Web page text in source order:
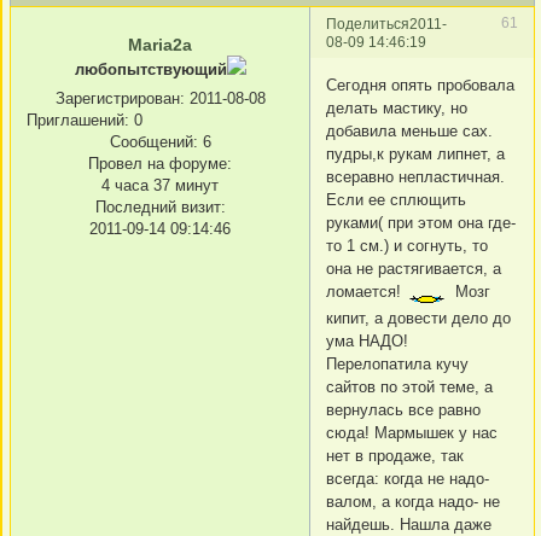
Поделиться 61
2011-
08-09 14:46:19
Maria2a
любопытствующий
Зарегистрирован: 2011-08-08
Приглашений: 0
Сообщений: 6
Провел на форуме:
4 часа 37 минут
Последний визит:
2011-09-14 09:14:46
Сегодня опять пробовала
делать мастику, но
добавила меньше сах.
пудры,к рукам липнет, а
всеравно непластичная.
Если ее сплющить
руками( при этом она где-
то 1 см.) и согнуть, то
она не растягивается, а
ломается!
Мозг
кипит, а довести дело до
ума НАДО!
Перелопатила кучу
сайтов по этой теме, а
вернулась все равно
сюда! Мармышек у нас
нет в продаже, так
всегда: когда не надо-
валом, а когда надо- не
найдешь. Нашла даже